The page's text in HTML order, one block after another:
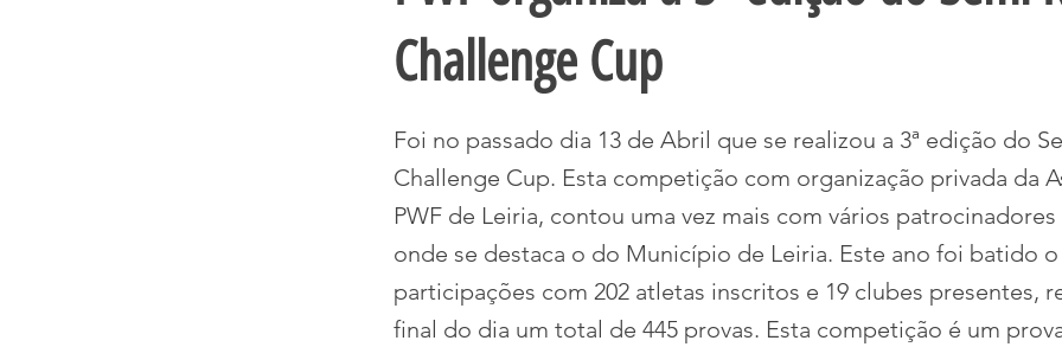
Challenge Cup
Foi no passado dia 13 de Abril que se realizou a 3ª edição do
Challenge Cup. Esta competição com organização privada da
PWF de Leiria, contou uma vez mais com vários
onde se destaca o do Município de Leiria. Este ano foi batido
participações com 202 atletas inscritos e 19 clubes presentes,
final do dia um total de 445 provas. Esta competição é um